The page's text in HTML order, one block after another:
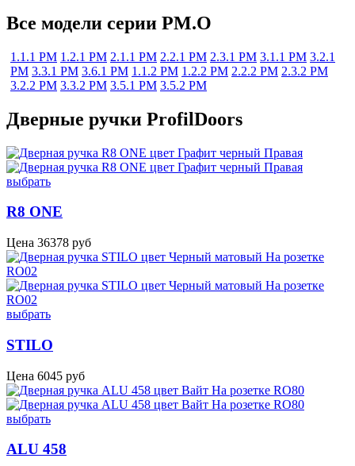
Все модели серии PM.O
1.1.1 PM 1.2.1 PM 2.1.1 PM 2.2.1 PM 2.3.1 PM 3.1.1 PM 3.2.1
PM 3.3.1 PM 3.6.1 PM 1.1.2 PM 1.2.2 PM 2.2.2 PM 2.3.2 PM
3.2.2 PM 3.3.2 PM 3.5.1 PM 3.5.2 PM
Дверные ручки ProfilDoors
выбрать
R8 ONE
Цена 36378 руб
выбрать
STILO
Цена 6045 руб
выбрать
ALU 458